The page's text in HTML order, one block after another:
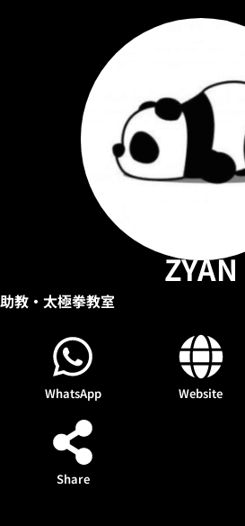
ZYAN
助教 •太極拳教室
WhatsApp Website
Share